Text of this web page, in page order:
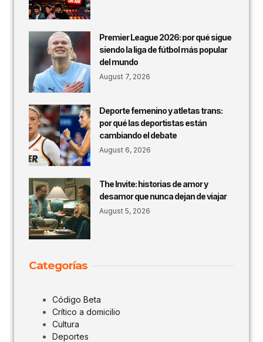
Premier League 2026: por qué sigue
siendo la liga de fútbol más popular
del mundo
August 7, 2026
Deporte femenino y atletas trans:
por qué las deportistas están
cambiando el debate
August 6, 2026
The Invite: historias de amor y
desamor que nunca dejan de viajar
August 5, 2026
Categorías
Código Beta
Crítico a domicilio
Cultura
Deportes